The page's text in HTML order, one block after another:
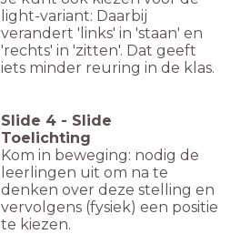
light-variant: Daarbij
verandert 'links' in 'staan' en
'rechts' in 'zitten'. Dat geeft
iets minder reuring in de klas.
Slide 4 - Slide
Toelichting
Kom in beweging: nodig de
leerlingen uit om na te
denken over deze stelling en
vervolgens (fysiek) een positie
te kiezen.